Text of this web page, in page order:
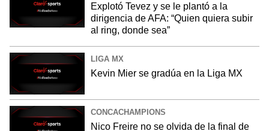
Explotó Tevez y se le plantó a la
dirigencia de AFA: “Quien quiera subir
al ring, donde sea”
LIGA MX
Kevin Mier se gradúa en la Liga MX
CONCACHAMPIONS
Nico Freire no se olvida de la final de